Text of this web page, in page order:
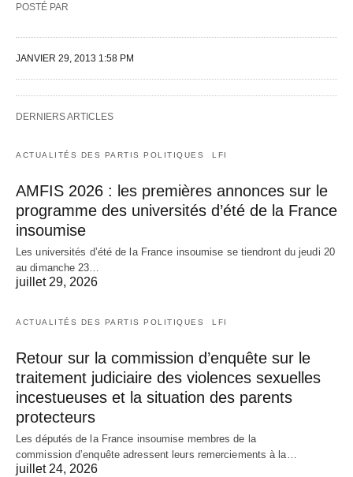
POSTÉ PAR
JANVIER 29, 2013 1:58 PM
DERNIERS ARTICLES
ACTUALITÉS DES PARTIS POLITIQUES LFI
AMFIS 2026 : les premières annonces sur le
programme des universités d’été de la France
insoumise
Les universités d’été de la France insoumise se tiendront du jeudi 20
au dimanche 23…
juillet 29, 2026
ACTUALITÉS DES PARTIS POLITIQUES LFI
Retour sur la commission d’enquête sur le
traitement judiciaire des violences sexuelles
incestueuses et la situation des parents
protecteurs
Les députés de la France insoumise membres de la
commission d’enquête adressent leurs remerciements à la…
juillet 24, 2026